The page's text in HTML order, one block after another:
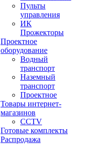
Пульты
управления
ИК
Прожекторы
Проектное
оборудование
Водный
транспорт
Наземный
транспорт
Проектное
Товары интернет-
магазинов
CCTV
Готовые комплекты
Распродажа